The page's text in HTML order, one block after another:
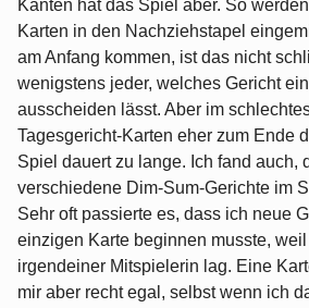
Kanten hat das Spiel aber. So
Karten in den Nachziehstapel
am Anfang kommen, ist das nicht
wenigstens jeder, welches Gericht
ausscheiden lässt. Aber im
Tagesgericht-Karten eher zum Ende
Spiel dauert zu lange. Ich fand auch,
verschiedene Dim-Sum-Gerichte im
Sehr oft passierte es, dass ich neue
einzigen Karte beginnen musste,
irgendeiner Mitspielerin lag. Eine
mir aber recht egal, selbst wenn ich